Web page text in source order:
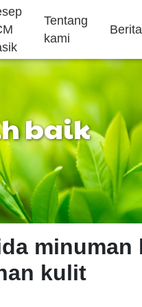
Tentang
kami
Berita
Pengobatan
insomnia
Suplemen
Kantong teh
baik
minuman
kulit